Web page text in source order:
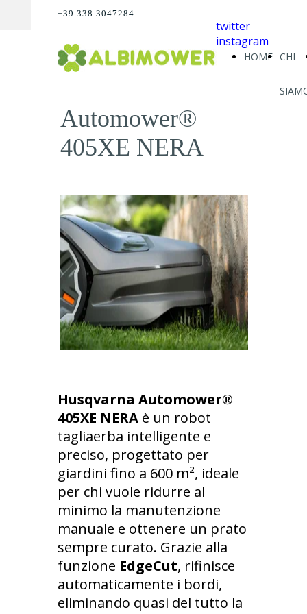
twitter
instagram
+39 338 3047284
HOME CHI
Automower®
405XE NERA
Husqvarna Automower®
405XE NERA è un robot
tagliaerba intelligente e
preciso, progettato per
giardini fino a 600 m², ideale
per chi vuole ridurre al
minimo la manutenzione
manuale e ottenere un prato
sempre curato. Grazie alla
funzione EdgeCut, rifinisce
automaticamente i bordi,
eliminando quasi del tutto la